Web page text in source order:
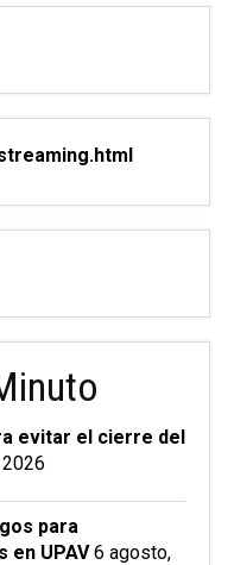
evitar el cierre del
para
en UPAV 6 agosto,